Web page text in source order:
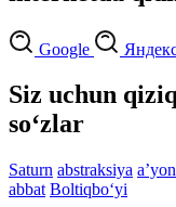
Google
Siz uchun
so‘zlar
Saturn abstraksiya aʼyon
abbat Boltiqbo‘yi